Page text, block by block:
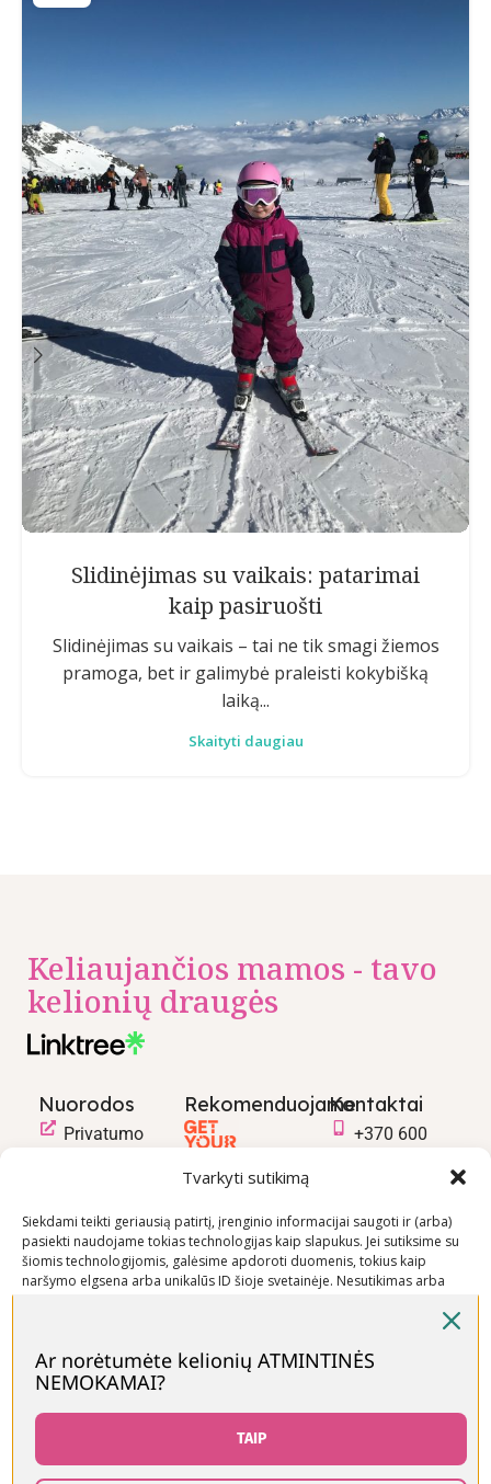
Tvarkyti sutikimą
Siekdami teikti geriausią patirtį, įrenginio informacijai saugoti ir (arba)
pasiekti naudojame tokias technologijas kaip slapukus. Jei sutiksime su
šiomis technologijomis, galėsime apdoroti duomenis, tokius kaip
naršymo elgsena arba unikalūs ID šioje svetainėje. Nesutikimas arba
Neigti
Slidinėjimas su vaikais: patarimai
kaip pasiruošti
Slidinėjimas su vaikais – tai ne tik smagi žiemos
pramoga, bet ir galimybė praleisti kokybišką
laiką...
Skaityti daugiau
Keliaujančios mamos - tavo
kelionių draugės
Nuorodos
Privatumo
pirkimo –
pardavimo
taisyklės
sąlygos
RekomenduojameKontaktai
+370 600
Visos teisės saugomos © Keliaujančios Mamos 2026
Ar norėtumėte kelionių ATMINTINĖS
NEMOKAMAI?
TAIP